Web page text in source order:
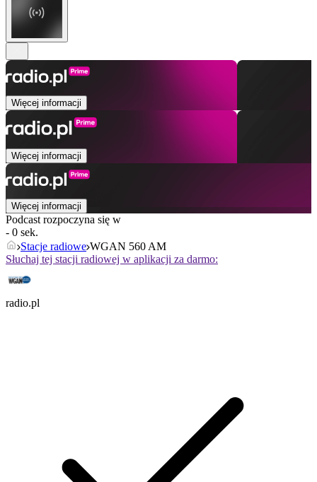
Więcej informacji
Więcej informacji
Więcej informacji
Podcast rozpoczyna się w
- 0 sek.
Stacje radiowe WGAN 560 AM
Słuchaj tej stacji radiowej w aplikacji za darmo:
radio.pl